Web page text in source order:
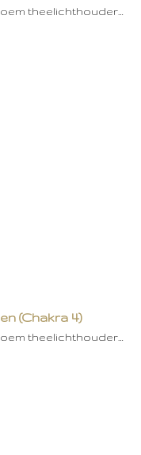
theelichthouder…
(Chakra 4)
theelichthouder…